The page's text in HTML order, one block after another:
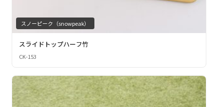
スノーピーク（snowpeak）
スライドトップハーフ竹
CK-153